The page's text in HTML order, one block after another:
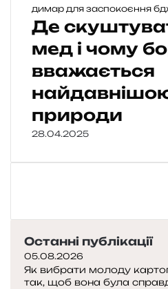
Де
мед і чому
вважається
природи
28.04.2025
Останні публікації
05.08.2026
Як вибрати молоду
так, щоб вона була